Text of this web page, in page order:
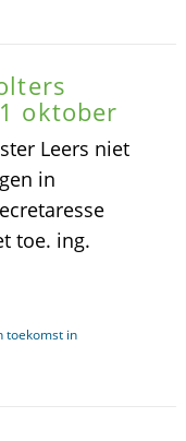
oktober
Leers niet
in
toe. ing.
toekomst in